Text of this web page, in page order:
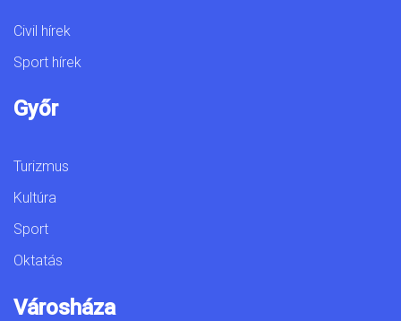
Civil hírek
Sport hírek
Győr
Turizmus
Kultúra
Sport
Oktatás
Városháza